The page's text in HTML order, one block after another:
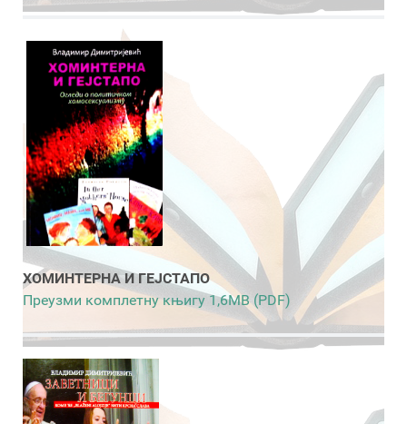
ХОМИНТЕРНА И ГЕЈСТАПО
Преузми комплетну књигу 1,6MB (PDF)